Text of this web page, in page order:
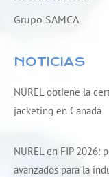
Grupo SAMCA
NOTICIAS
NUREL obtiene la
jacketing en Canadá
NUREL en FIP 2026:
avanzados para la